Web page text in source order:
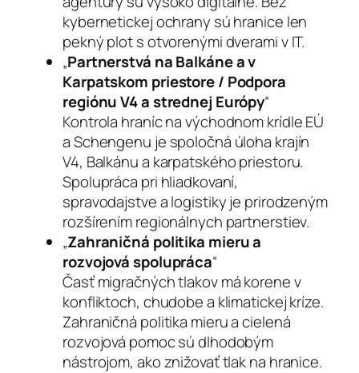
kybernetickej ochrany sú hranice len
pekný plot s otvorenými dverami v IT.
„Partnerstvá na Balkáne a v
Karpatskom priestore / Podpora
regiónu V4 a strednej Európy“
Kontrola hraníc na východnom krídle EÚ
a Schengenu je spoločná úloha krajín
V4, Balkánu a karpatského priestoru.
Spolupráca pri hliadkovaní,
spravodajstve a logistiky je prirodzeným
rozšírením regionálnych partnerstiev.
„Zahraničná politika mieru a
rozvojová spolupráca“
Časť migračných tlakov má korene v
konfliktoch, chudobe a klimatickej kríze.
Zahraničná politika mieru a cielená
rozvojová pomoc sú dlhodobým
nástrojom, ako znižovať tlak na hranice.